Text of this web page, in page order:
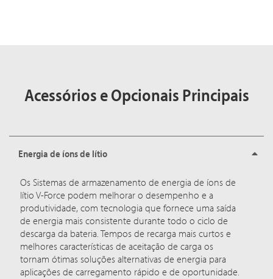
Acessórios e Opcionais Principais
Energia de íons de lítio
Os Sistemas de armazenamento de energia de íons de
lítio V-Force podem melhorar o desempenho e a
produtividade, com tecnologia que fornece uma saída
de energia mais consistente durante todo o ciclo de
descarga da bateria. Tempos de recarga mais curtos e
melhores características de aceitação de carga os
tornam ótimas soluções alternativas de energia para
aplicações de carregamento rápido e de oportunidade.